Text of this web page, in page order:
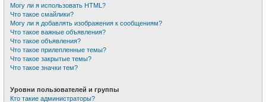
Могу ли я использовать HTML?
Что такое смайлики?
Могу ли я добавлять изображения к сообщениям?
Что такое важные объявления?
Что такое объявления?
Что такое прилепленные темы?
Что такое закрытые темы?
Что такое значки тем?
Уровни пользователей и группы
Кто такие администраторы?